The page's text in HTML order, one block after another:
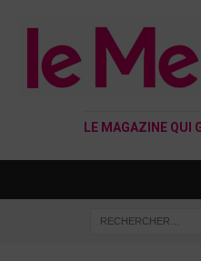
LE MAGAZINE QUI